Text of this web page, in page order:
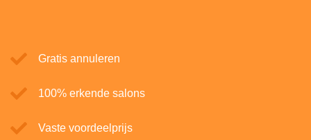
Gratis annuleren
100% erkende salons
Vaste voordeelprijs